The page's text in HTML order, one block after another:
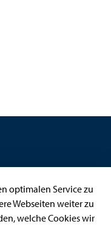
optimalen Service zu
Webseiten weiter zu
welche Cookies wir